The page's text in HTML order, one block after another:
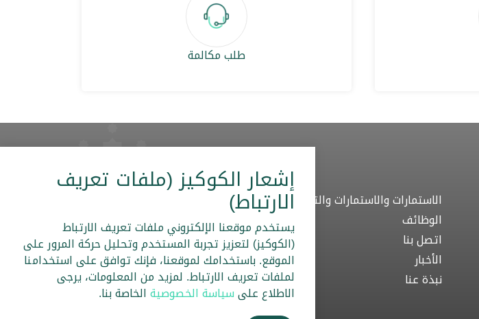
طلب مكالمة
الاستمارات والاستمارات والتنزيلات
الوظائف
اتصل بنا
الأخبار
نبذة عنا
الخزينة
القنوات الإلكترونية
ضريبة القيمة المضافة
IBAN
إشعار الكوكيز (ملفات تعريف
الارتباط)
يستخدم موقعنا الإلكتروني ملفات تعريف الارتباط
(الكوكيز) لتعزيز تجربة المستخدم وتحليل حركة المرور على
الموقع. باستخدامك لموقعنا، فإنك توافق على استخدامنا
لملفات تعريف الارتباط. لمزيد من المعلومات، يرجى
الاطلاع على سياسة الخصوصية الخاصة بنا.